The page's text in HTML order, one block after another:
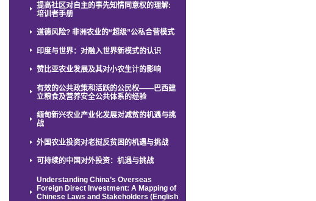
提高社区对自主的事先知情同意权的理解:
培训者手册
道德风险? 非洲农业的“超级”公私合营模式
印度与世界：对融入世界新模式的认识
赞比亚农业发展及其对小农生计的影响
有效的公共政策和活跃的公民权——巴西建
立粮食及营养安全公共体系的经验
缅甸新兴农业产业化发展对减贫的机遇与挑
战
外国农业投资对老挝反贫困的机遇与挑战
可持续的中国对外投资：机遇与挑战
Understanding China’s Overseas
Foreign Direct Investment: A Mapping of
Chinese Laws and Stakeholders (English